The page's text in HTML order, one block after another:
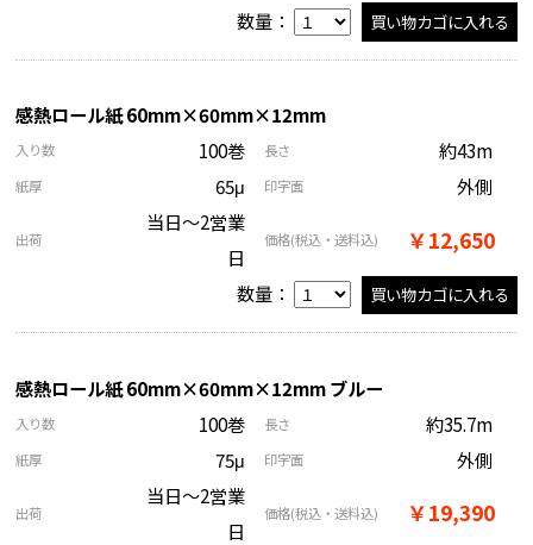
数量：
感熱ロール紙 60mm×60mm×12mm
入り数 100巻 長さ 約43m
紙厚 65μ 印字面 外側
出荷
当日～2営業
日
価格(税込・送料込) ￥12,650
数量：
感熱ロール紙 60mm×60mm×12mm ブルー
入り数 100巻 長さ 約35.7m
紙厚 75μ 印字面 外側
出荷
当日～2営業
日
価格(税込・送料込) ￥19,390